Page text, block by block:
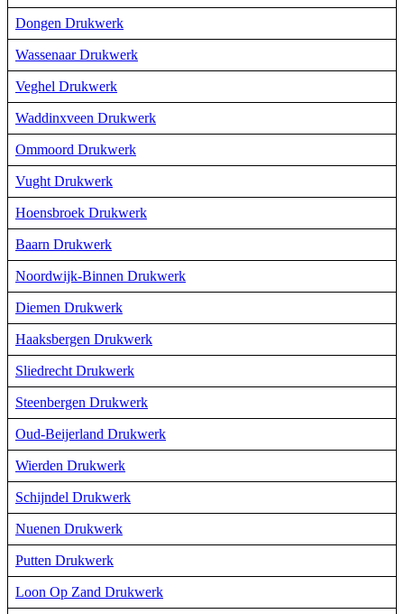
Dongen Drukwerk
Wassenaar Drukwerk
Veghel Drukwerk
Waddinxveen Drukwerk
Ommoord Drukwerk
Vught Drukwerk
Hoensbroek Drukwerk
Baarn Drukwerk
Noordwijk-Binnen Drukwerk
Diemen Drukwerk
Haaksbergen Drukwerk
Sliedrecht Drukwerk
Steenbergen Drukwerk
Oud-Beijerland Drukwerk
Wierden Drukwerk
Schijndel Drukwerk
Nuenen Drukwerk
Putten Drukwerk
Loon Op Zand Drukwerk